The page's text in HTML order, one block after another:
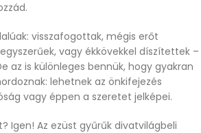
visszafogottak, mégis erőt
vagy ékkövekkel díszítettek –
az is különleges bennük, hogy gyakran
lehetnek az önkifejezés
vagy éppen a szeretet jelképei.
Igen! Az ezüst gyűrűk divatvilágbeli